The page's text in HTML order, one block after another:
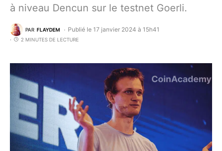
à niveau Dencun sur le testnet Goerli.
PAR FLAYDEM Publié le 17 janvier 2024 à 15h41
2 MINUTES DE LECTURE